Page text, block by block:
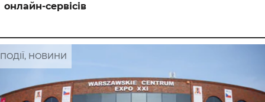
онлайн-сервісів
ПОДІЇ, НОВИНИ